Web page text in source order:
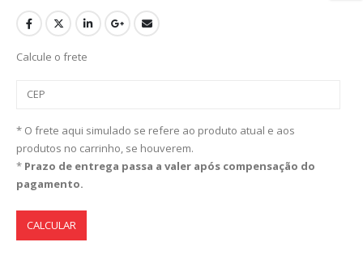
Calcule o frete
* O frete aqui simulado se refere ao produto atual e aos
produtos no carrinho, se houverem.
* Prazo de entrega passa a valer após compensação do
pagamento.
CALCULAR